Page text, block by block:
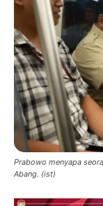
Prabowo menyapa
Abang. (ist)